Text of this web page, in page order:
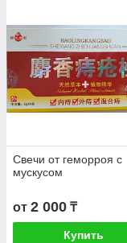
Свечи от геморроя с
мускусом
от 2 000 ₸
Купить